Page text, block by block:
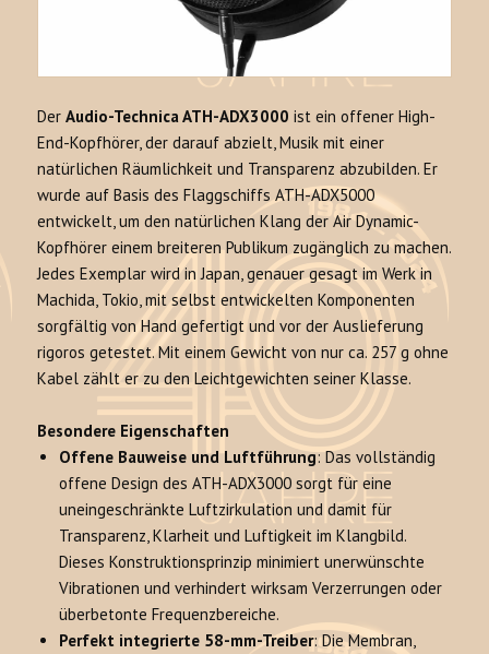
DerAudio-Technica ATH-ADX3000 ist ein offener High-
End-Kopfhörer, der darauf abzielt, Musik mit einer
natürlichen Räumlichkeit und Transparenz abzubilden. Er
wurde auf Basis des Flaggschiffs ATH-ADX5000
entwickelt, um den natürlichen Klang der Air Dynamic-
Kopfhörer einem breiteren Publikum zugänglich zu machen.
Jedes Exemplar wird in Japan, genauer gesagt im Werk in
Machida, Tokio, mit selbst entwickelten Komponenten
sorgfältig von Hand gefertigt und vor der Auslieferung
rigoros getestet. Mit einem Gewicht von nur ca. 257 g ohne
Kabel zählt er zu den Leichtgewichten seiner Klasse.
Besondere Eigenschaften
Offene Bauweise und Luftführung: Das vollständig
offene Design des ATH-ADX3000 sorgt für eine
uneingeschränkte Luftzirkulation und damit für
Transparenz, Klarheit und Luftigkeit im Klangbild.
Dieses Konstruktionsprinzip minimiert unerwünschte
Vibrationen und verhindert wirksam Verzerrungen oder
überbetonte Frequenzbereiche.
Perfekt integrierte 58-mm-Treiber: Die Membran,